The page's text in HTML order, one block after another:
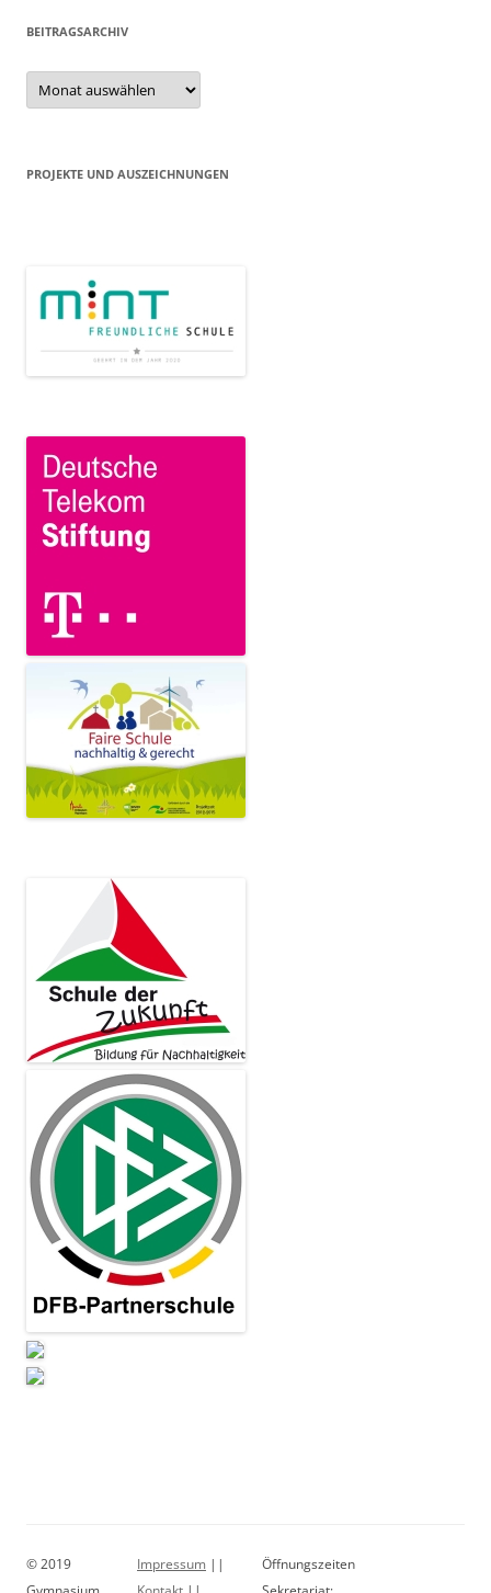
BEITRAGSARCHIV
Beitragsarchiv
PROJEKTE UND AUSZEICHNUNGEN
© 2019
Impressum ||
Öffnungszeiten